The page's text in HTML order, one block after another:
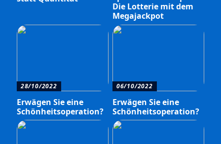
Die Lotterie mit dem
Megajackpot
28/10/2022
Erwägen Sie eine
Schönheitsoperation?
06/10/2022
Erwägen Sie eine
Schönheitsoperation?